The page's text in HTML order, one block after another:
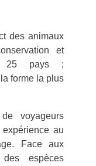
des animaux
et
25 pays ;
forme la plus
voyageurs
au
Face aux
espèces